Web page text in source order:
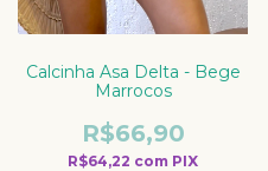
Calcinha Asa Delta - Bege
Marrocos
R$66,90
R$64,22 com PIX